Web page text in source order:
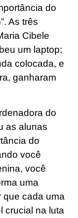
do
As três
Cibele
um laptop;
colocada, e
ganharam
do
as alunas
do
você
você
uma
que cada uma
crucial na luta